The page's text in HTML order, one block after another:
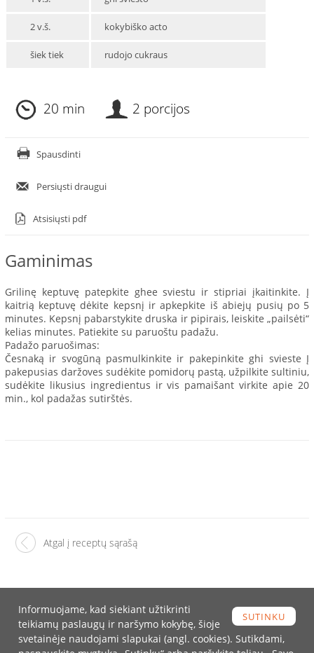
2 v.š. kokybiško acto
šiek tiek rudojo cukraus
20 min 2 porcijos
Spausdinti
Persiųsti draugui
Atsisiųsti pdf
Gaminimas
Grilinę keptuvę patepkite ghee sviestu ir stipriai įkaitinkite. Į
kaitrią keptuvę dėkite kepsnį ir apkepkite iš abiejų pusių po 5
minutes. Kepsnį pabarstykite druska ir pipirais, leiskite „pailsėti“
kelias minutes. Patiekite su paruoštu padažu.
Padažo paruošimas:
Česnaką ir svogūną pasmulkinkite ir pakepinkite ghi svieste Į
pakepusias daržoves sudėkite pomidorų pastą, užpilkite sultiniu,
sudėkite likusius ingredientus ir vis pamaišant virkite apie 20
min., kol padažas sutirštės.
Atgal į receptų sąrašą
Turite klausimų?
SUTINKU
Informuojame, kad siekiant užtikrinti
teikiamų paslaugų ir naršymo kokybę, šioje
svetainėje naudojami slapukai (angl. cookies). Sutikdami,